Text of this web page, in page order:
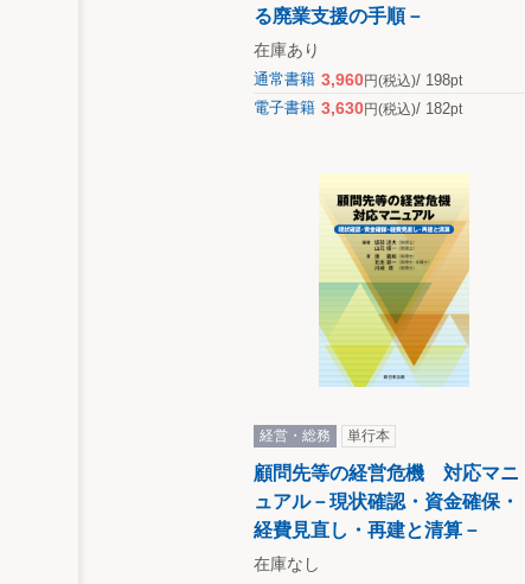
る廃業支援の手順－
在庫あり
通常書籍 3,960円(税込) 198pt
電子書籍 3,630円(税込) 182pt
経営・総務 単行本
顧問先等の経営危機 対応マニ
ュアル－現状確認・資金確保・
経費見直し・再建と清算－
在庫なし